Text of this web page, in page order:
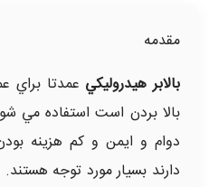
مقدمه
بالابر هيدروليکي عمدتا براي
بالا بردن است استفاده مي
دوام و ايمن و کم هزينه
دارند بسيار مورد توجه